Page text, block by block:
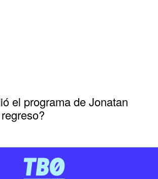
el programa de Jonatan